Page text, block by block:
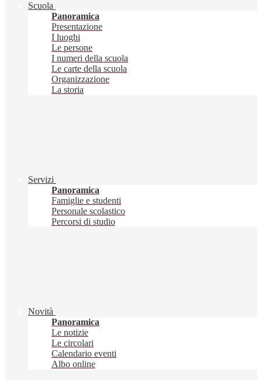
Scuola
Panoramica
Presentazione
I luoghi
Le persone
I numeri della scuola
Le carte della scuola
Organizzazione
La storia
Servizi
Panoramica
Famiglie e studenti
Personale scolastico
Percorsi di studio
Novità
Panoramica
Le notizie
Le circolari
Calendario eventi
Albo online